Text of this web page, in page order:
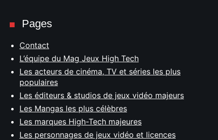
Pages
Contact
L’équipe du Mag Jeux High Tech
Les acteurs de cinéma, TV et séries les plus
populaires
Les éditeurs & studios de jeux vidéo majeurs
Les Mangas les plus célèbres
Les marques High-Tech majeures
Les personnages de jeux vidéo et licences